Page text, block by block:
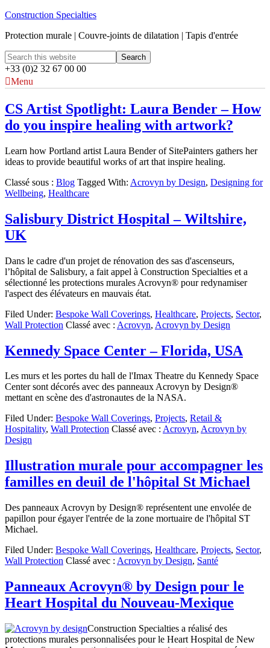
Construction Specialties
Protection murale | Couvre-joints de dilatation | Tapis d'entrée
+33 (0)2 32 67 00 00
Menu
CS Artist Spotlight: Laura Bender – How
do you inspire healing with artwork?
Learn how Portland artist Laura Bender of SitePainters gathers her
ideas to provide beautiful works of art that inspire healing.
Classé sous : Blog Tagged With: Acrovyn by Design, Designing for
Wellbeing, Healthcare
Salisbury District Hospital – Wiltshire,
UK
Dans le cadre d'un projet de rénovation des sas d'ascenseurs,
l’hôpital de Salisbury, a fait appel à Construction Specialties et a
sélectionné les protections murales Acrovyn® pour redynamiser
l'aspect des élévateurs en mauvais état.
Filed Under: Bespoke Wall Coverings, Healthcare, Projects, Sector,
Wall Protection Classé avec : Acrovyn, Acrovyn by Design
Kennedy Space Center – Florida, USA
Les murs et les portes du hall de l'Imax Theatre du Kennedy Space
Center sont décorés avec des panneaux Acrovyn by Design®
mettant en scène des d'astronautes de la NASA.
Filed Under: Bespoke Wall Coverings, Projects, Retail &
Hospitality, Wall Protection Classé avec : Acrovyn, Acrovyn by
Design
Illustration murale pour accompagner les
familles en deuil de l'hôpital St Michael
Des panneaux Acrovyn by Design® représentent une envolée de
papillon pour égayer l'entrée de la zone mortuaire de l'hôpital ST
Michael.
Filed Under: Bespoke Wall Coverings, Healthcare, Projects, Sector,
Wall Protection Classé avec : Acrovyn by Design, Santé
Panneaux Acrovyn® by Design pour le
Heart Hospital du Nouveau-Mexique
Construction Specialties a réalisé des
protections murales personnalisées pour le Heart Hospital de New